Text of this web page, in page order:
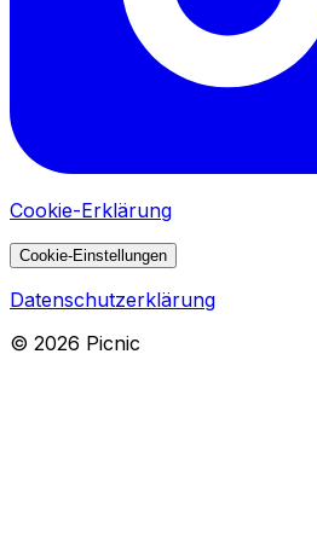
Cookie-Erklärung
Cookie-Einstellungen
Datenschutzerklärung
© 2026 Picnic